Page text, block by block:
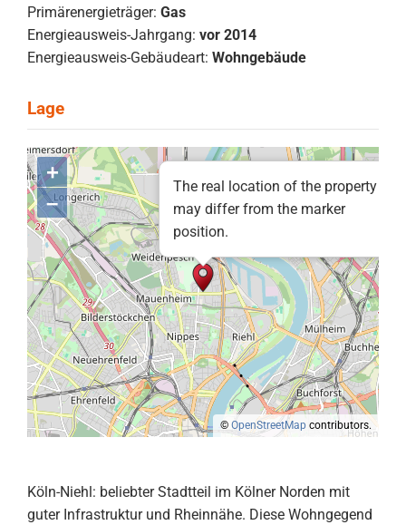
Primärenergieträger: Gas
Energieausweis-Jahrgang: vor 2014
Energieausweis-Gebäudeart: Wohngebäude
The real location of the property
may differ from the marker
position.
+
–
© OpenStreetMap contributors.
Köln-Niehl: beliebter Stadtteil im Kölner Norden mit
guter Infrastruktur und Rheinnähe. Diese Wohngegend